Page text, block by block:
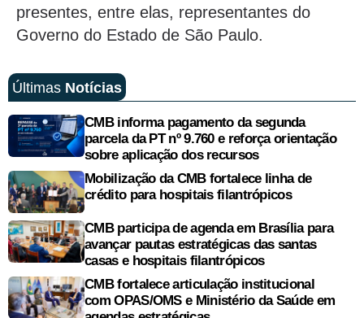
presentes, entre elas, representantes do
Governo do Estado de São Paulo.
Últimas Notícias
CMB informa pagamento da segunda
parcela da PT nº 9.760 e reforça orientação
sobre aplicação dos recursos
Mobilização da CMB fortalece linha de
crédito para hospitais filantrópicos
CMB participa de agenda em Brasília para
avançar pautas estratégicas das santas
casas e hospitais filantrópicos
CMB fortalece articulação institucional
com OPAS/OMS e Ministério da Saúde em